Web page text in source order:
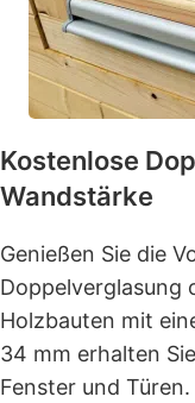
Kostenlose
Wandstärke
Genießen Sie die
Doppelverglasung
Holzbauten mit
34 mm erhalten
Fenster und Türen.